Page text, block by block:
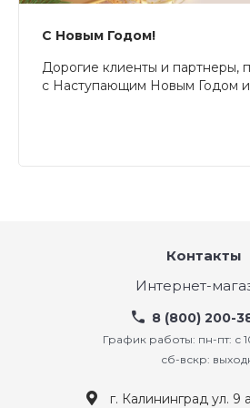
С Новым Годом!
Дорогие клиенты и партнеры,
с Наступающим Новым Годом
Контакты
Интернет-
8 (800) 200-
График работы: пн-пт: с
сб-вскр:
г. Калининград ул. 9